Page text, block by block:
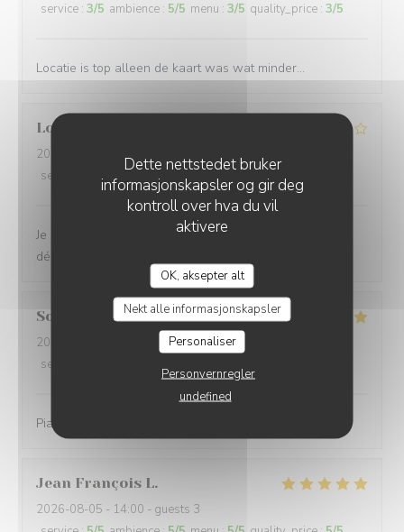
Dette nettstedet bruker
informasjonskapsler og gir deg
kontroll over hva du vil
aktivere
OK, aksepter alt
Nekt alle informasjonskapsler
Personaliser
Personvernregler
undefined
service : 3/5 ambience : 5/5 menu : 3/5 quality_price : 3/5
Locatie is top alleen de kaart was wat minder…
Louis
2026-08-04
- 21:00 - guests 2
service
/5 ambience menu quality_price
Je recommande. Le cadre ainsi que les plats sont
délicieux. Personnel agréable.
Sonja
2026-08-06
- 20:00 - guests 5
service
Piatti gustosi in una location molto bella
Jean François L
2026-08-05 - 14:00 - guests 3
LA PLAGE DE L'ÎLE D'OR